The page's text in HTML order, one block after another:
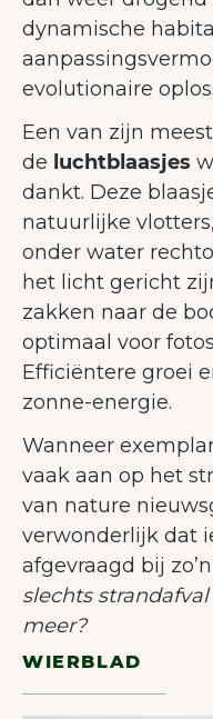
dynamische
evolutionaire
Een van zijn
de luchtblaasjes
dankt. Deze
natuurlijke
onder water
het licht gericht
zakken naar de
optimaal voor
Efficiëntere groei
zonne-energie.
Wanneer
vaak aan op het
van nature
verwonderlijk dat
afgevraagd bij
slechts
meer?
WIERBLAD